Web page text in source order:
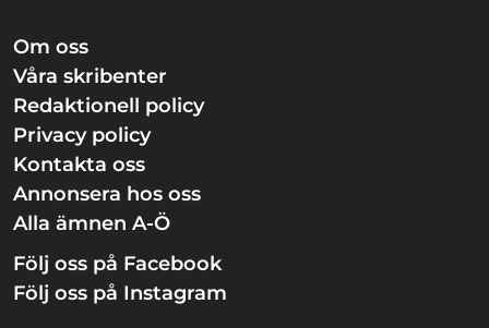
Om oss
Våra skribenter
Redaktionell policy
Privacy policy
Kontakta oss
Annonsera hos oss
Alla ämnen A-Ö
Följ oss på Facebook
Följ oss på Instagram